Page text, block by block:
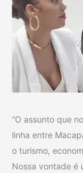
“O assunto que
linha entre
o turismo,
Nossa vontade é